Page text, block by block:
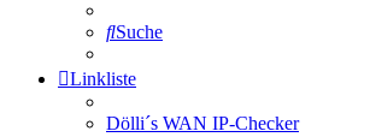
Suche
Linkliste
Dölli´s WAN IP-Checker